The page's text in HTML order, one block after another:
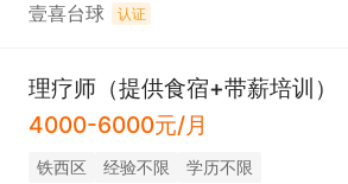
壹喜台球 认证
理疗师（提供食宿+带薪培训）
4000-6000元/月
铁西区 经验不限 学历不限